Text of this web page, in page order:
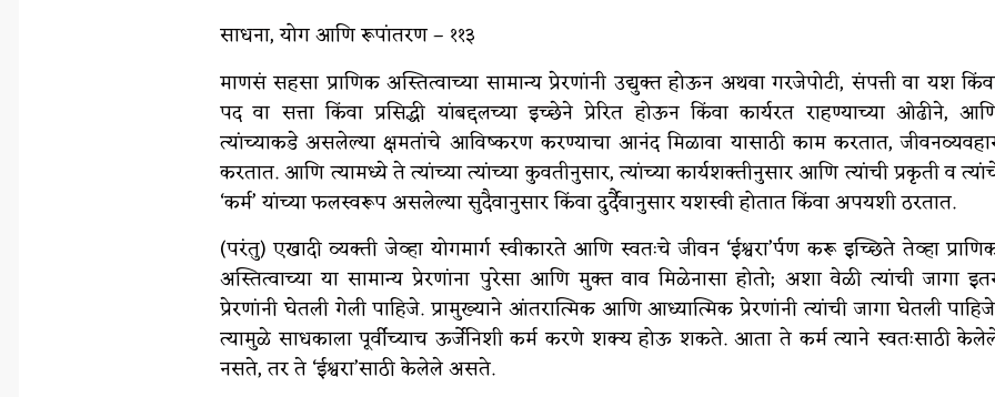
साधना, योग आणि रूपांतरण – ११३
माणसं सहसा प्राणिक अस्तित्वाच्या सामान्य प्रेरणांनी उद्युक्त होऊन अथवा गरजेपोटी, संपत्ती वा यश
पद वा सत्ता किंवा प्रसिद्धी यांबद्दलच्या इच्छेने प्रेरित होऊन किंवा कार्यरत राहण्याच्या ओढीने,
त्यांच्याकडे असलेल्या क्षमतांचे आविष्करण करण्याचा आनंद मिळावा यासाठी काम करतात,
करतात. आणि त्यामध्ये ते त्यांच्या त्यांच्या कुवतीनुसार, त्यांच्या कार्यशक्तीनुसार आणि त्यांची प्रकृती व
‘कर्म’ यांच्या फलस्वरूप असलेल्या सुदैवानुसार किंवा दुर्दैवानुसार यशस्वी होतात किंवा अपयशी ठरतात.
(परंतु) एखादी व्यक्ती जेव्हा योगमार्ग स्वीकारते आणि स्वतःचे जीवन ‘ईश्वरा’र्पण करू इच्छिते तेव्हा
अस्तित्वाच्या या सामान्य प्रेरणांना पुरेसा आणि मुक्त वाव मिळेनासा होतो; अशा वेळी त्यांची जागा
प्रेरणांनी घेतली गेली पाहिजे. प्रामुख्याने आंतरात्मिक आणि आध्यात्मिक प्रेरणांनी त्यांची जागा घेतली
त्यामुळे साधकाला पूर्वीच्याच ऊर्जेनिशी कर्म करणे शक्य होऊ शकते. आता ते कर्म त्याने स्वतःसाठी
नसते, तर ते ‘ईश्वरा’साठी केलेले असते.